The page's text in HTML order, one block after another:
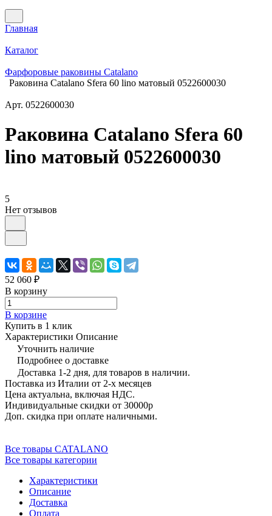
Главная
Каталог
Фарфоровые раковины Catalano
Раковина Catalano Sfera 60 lino матовый 0522600030
Арт. 0522600030
Раковина Catalano Sfera 60
lino матовый 0522600030
5
Нет отзывов
52 060 ₽
В корзину
В корзине
Купить в 1 клик
Характеристики Описание
Уточнить наличие
Подробнее о доставке
Доставка 1-2 дня, для товаров в наличии.
Поставка из Италии от 2-х месяцев
Цена актуальна, включая НДС.
Индивидуальные скидки от 30000р
Доп. скидка при оплате наличными.
Все товары CATALANO
Все товары категории
Характеристики
Описание
Доставка
Оплата